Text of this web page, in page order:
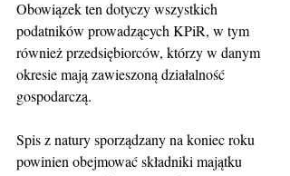
Obowiązek ten dotyczy wszystkich
podatników prowadzących KPiR, w tym
również przedsiębiorców, którzy w danym
okresie mają zawieszoną działalność
gospodarczą.
Spis z natury sporządzany na koniec roku
powinien obejmować składniki majątku